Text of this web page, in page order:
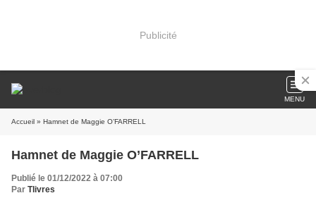
Publicité
MENU
Accueil » Hamnet de Maggie O’FARRELL
Hamnet de Maggie O’FARRELL
Publié le 01/12/2022 à 07:00
Par Tlivres